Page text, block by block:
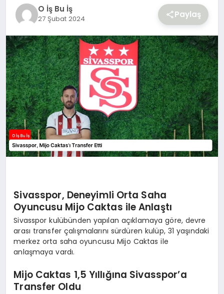
SPOR
YAŞAM
O İş Bu İş
27 Şubat 2024 Paylaş
Sivasspor, Deneyimli Orta Saha
Oyuncusu Mijo Caktas ile Anlaştı
Sivasspor kulübünden yapılan açıklamaya göre, devre
arası transfer çalışmalarını sürdüren kulüp, 31 yaşındaki
merkez orta saha oyuncusu Mijo Caktas ile
anlaşmaya vardı.
Mijo Caktas 1,5 Yıllığına Sivasspor’a
Transfer Oldu